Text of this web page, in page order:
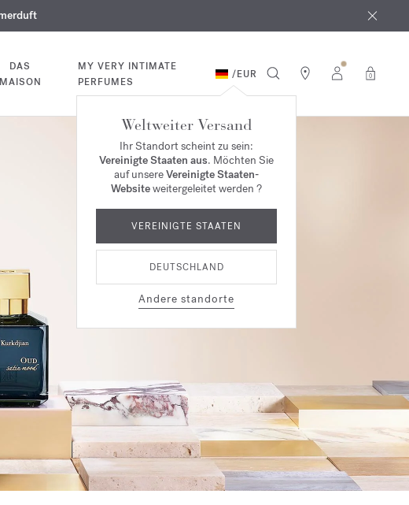
9. August
DAS
MAISON
MY VERY INTIMATE
PERFUMES
/EUR 0
Weltweiter Versand
Ihr Standort scheint zu sein:
Vereinigte Staaten aus. Möchten Sie
auf unsereVereinigte Staaten-
Websiteweitergeleitet werden ?
VEREINIGTE STAATEN
DEUTSCHLAND
Andere standorte